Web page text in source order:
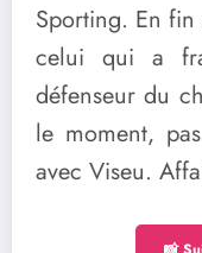
Sporting. En
celui qui a
défenseur du
le moment,
avec Viseu.